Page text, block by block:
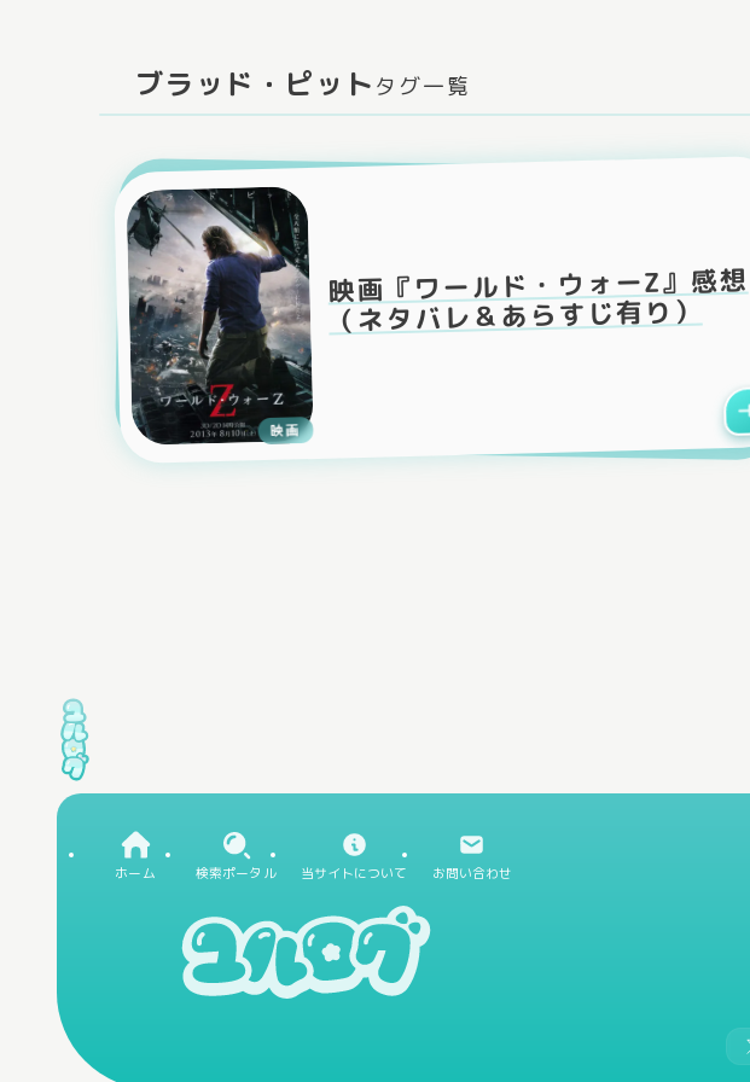
ブラッド・ピット タグ一覧
映画『ワールド・ウォーZ』感想
（ネタバレ＆あらすじ有り）
映画
ホーム 検索ポータル 当サイトについて お問い合わせ